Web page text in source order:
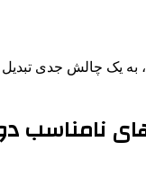
به یک چالش جدی
نامناسب